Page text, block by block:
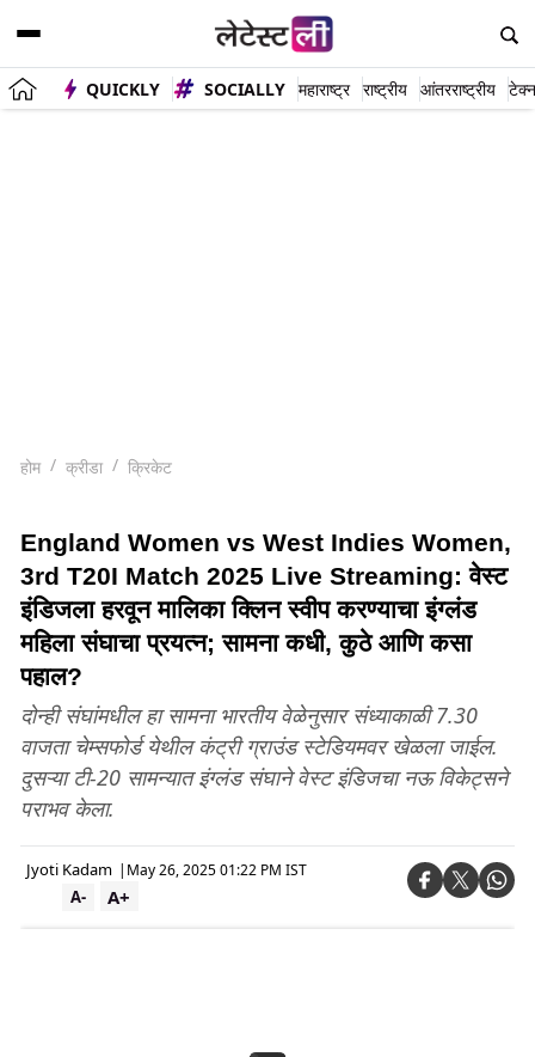
QUICKLY SOCIALLY महाराष्ट्र राष्ट्रीय आंतरराष्ट्रीय
होम क्रीडा क्रिकेट
England Women vs West Indies Women,
3rd T20I Match 2025 Live Streaming: वेस्ट
इंडिजला हरवून मालिका क्लिन स्वीप करण्याचा इंग्लंड
महिला संघाचा प्रयत्न; सामना कधी, कुठे आणि कसा
पहाल?
दोन्ही संघांमधील हा सामना भारतीय वेळेनुसार संध्याकाळी 7.30
वाजता चेम्सफोर्ड येथील कंट्री ग्राउंड स्टेडियमवर खेळला जाईल.
दुसऱ्या टी-20 सामन्यात इंग्लंड संघाने वेस्ट इंडिजचा नऊ विकेट्सने
पराभव केला.
Jyoti Kadam | May 26, 2025 01:22 PM IST
A+
A-